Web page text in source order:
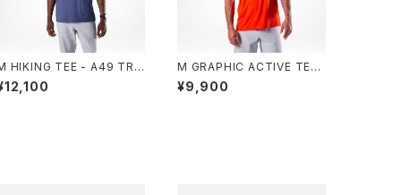
HIKING TEE - A49 TRU
NIGHT BLUE HTR
M GRAPHIC ACTIVE TEE
- 41P GOLDEN GATE
¥9,900